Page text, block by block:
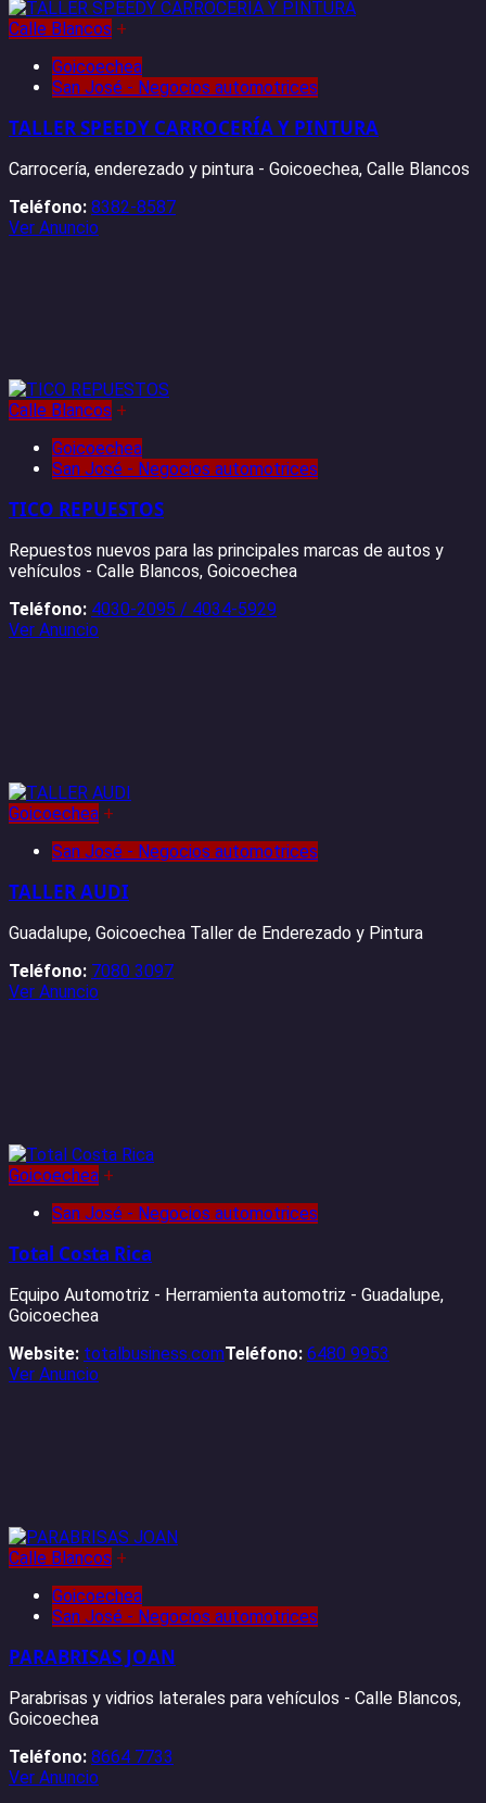
Calle Blancos +
Goicoechea
San José - Negocios automotrices
TALLER SPEEDY CARROCERÍA Y PINTURA
Carrocería, enderezado y pintura - Goicoechea, Calle Blancos
Teléfono: 8382-8587
Ver Anuncio
Calle Blancos +
Goicoechea
San José - Negocios automotrices
TICO REPUESTOS
Repuestos nuevos para las principales marcas de autos y
vehículos - Calle Blancos, Goicoechea
Teléfono: 4030-2095 / 4034-5929
Ver Anuncio
Goicoechea +
San José - Negocios automotrices
TALLER AUDI
Guadalupe, Goicoechea Taller de Enderezado y Pintura
Teléfono: 7080 3097
Ver Anuncio
Goicoechea +
San José - Negocios automotrices
Total Costa Rica
Equipo Automotriz - Herramienta automotriz - Guadalupe,
Goicoechea
Website: totalbusiness.comTeléfono: 6480 9953
Ver Anuncio
Calle Blancos +
Goicoechea
San José - Negocios automotrices
PARABRISAS JOAN
Parabrisas y vidrios laterales para vehículos - Calle Blancos,
Goicoechea
Teléfono: 8664 7733
Ver Anuncio